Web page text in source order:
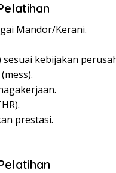
Mandor/Kerani.
kebijakan
prestasi.